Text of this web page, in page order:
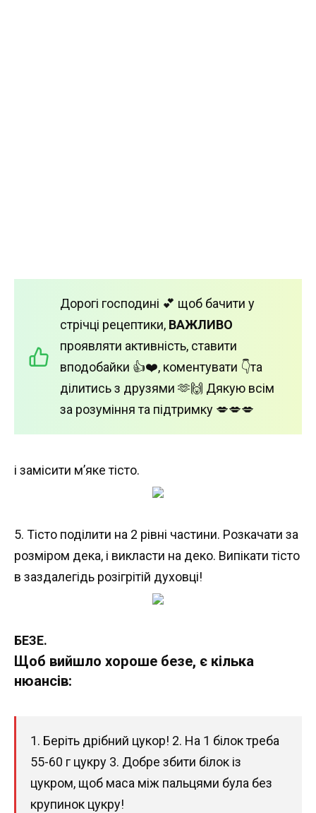
Дорогі господині 💕 щоб бачити у
стрічці рецептики, ВАЖЛИВО
проявляти активність, ставити
вподобайки 👍❤️, коментувати 👇та
ділитись з друзями 🫶🙌 Дякую всім
за розуміння та підтримку 💋💋💋
і замісити м’яке тісто.
5. Тісто поділити на 2 рівні частини. Розкачати за
розміром дека, і викласти на деко. Випікати тісто
в заздалегідь розігрітій духовці!
БЕЗЕ.
Щоб вийшло хороше безе, є кілька
нюансів:
1. Беріть дрібний цукор! 2. На 1 білок треба
55-60 г цукру 3. Добре збити білок із
цукром, щоб маса між пальцями була без
крупинок цукру!